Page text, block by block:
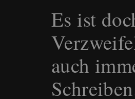
Es ist
auch